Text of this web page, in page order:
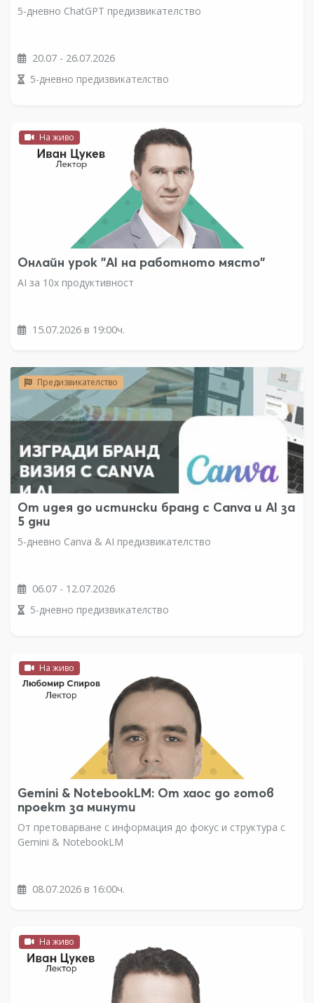
5-дневно ChatGPT предизвикателство
20.07 - 26.07.2026
5-дневно предизвикателство
На живо
Онлайн урок "AI на работното място"
AI за 10x продуктивност
15.07.2026 в 19:00ч.
Предизвикателство
От идея до истински бранд с Canva и AI за
5 дни
5-дневно Canva & AI предизвикателство
06.07 - 12.07.2026
5-дневно предизвикателство
На живо
Gemini & NotebookLM: От хаос до готов
проект за минути
От претоварване с информация до фокус и структура с
Gemini & NotebookLM
08.07.2026 в 16:00ч.
На живо